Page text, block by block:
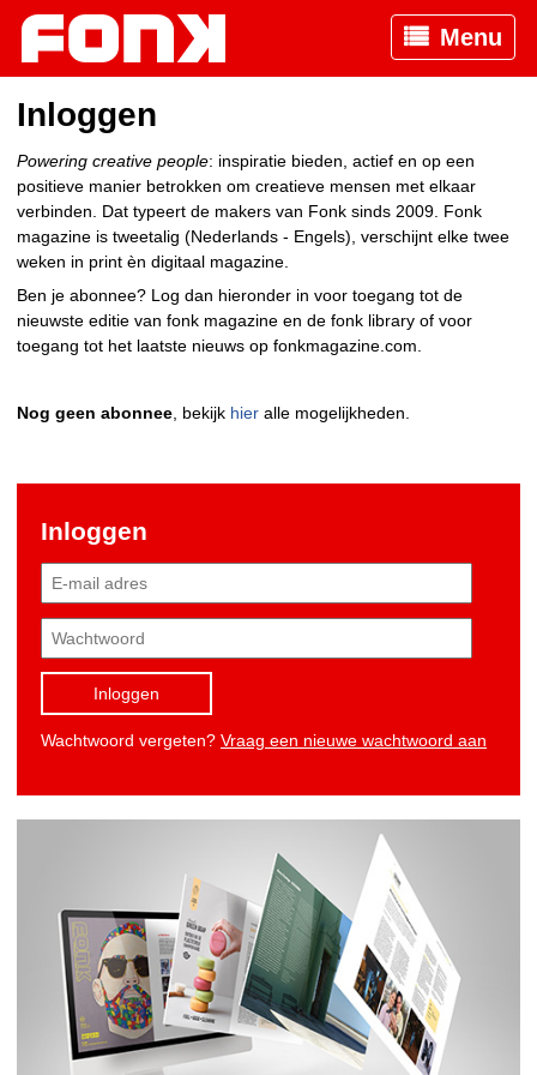
Menu
Inloggen
Powering creative people: inspiratie bieden, actief en op een
positieve manier betrokken om creatieve mensen met elkaar
verbinden. Dat typeert de makers van Fonk sinds 2009. Fonk
magazine is tweetalig (Nederlands - Engels), verschijnt elke twee
weken in print èn digitaal magazine.
Ben je abonnee? Log dan hieronder in voor toegang tot de
nieuwste editie van fonk magazine en de fonk library of voor
toegang tot het laatste nieuws op fonkmagazine.com.
Nog geen abonnee , bekijk hier alle mogelijkheden.
Inloggen
Inloggen
Wachtwoord vergeten? Vraag een nieuwe wachtwoord aan